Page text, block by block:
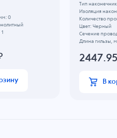
0
Тип
Изоляция
Количество
Цвет: Черный
Сечение
Длина гильзы,
2447.95
В